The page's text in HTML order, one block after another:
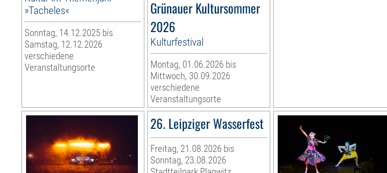
»Tacheles«
Sonntag, 14.12.2025 bis
Samstag, 12.12.2026
verschiedene
Veranstaltungsorte
Grünauer Kultursommer
2026
Kulturfestival
Montag, 01.06.2026 bis
Mittwoch, 30.09.2026
verschiedene
Veranstaltungsorte
26. Leipziger Wasserfest
Freitag, 21.08.2026 bis
Sonntag, 23.08.2026